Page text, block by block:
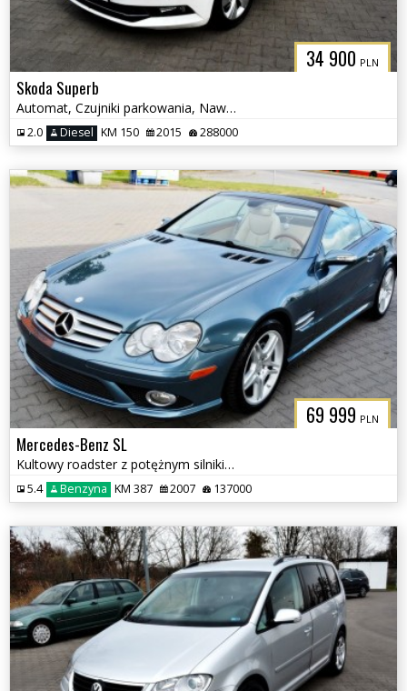
34 900 PLN
Skoda Superb
Automat, Czujniki parkowania, Nawigacja
2.0 Diesel KM 150 2015 288000
69 999 PLN
Mercedes-Benz SL
Kultowy roadster z potężnym silnikiem V8
5.4 Benzyna KM 387 2007 137000